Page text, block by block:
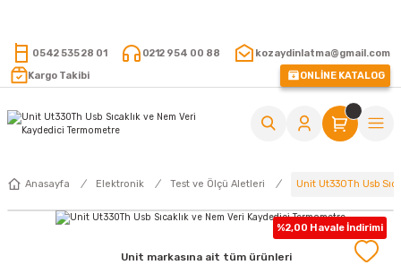
0542 535 28 01 0212 954 00 88
kozaydinlatma@gmail.com
Kargo Takibi
ONLİNE KATALOG
Anasayfa Elektronik Test ve Ölçü Aletleri Unit Ut330Th Usb
%2,00 Havale İndirimi
Unit markasına ait tüm ürünleri